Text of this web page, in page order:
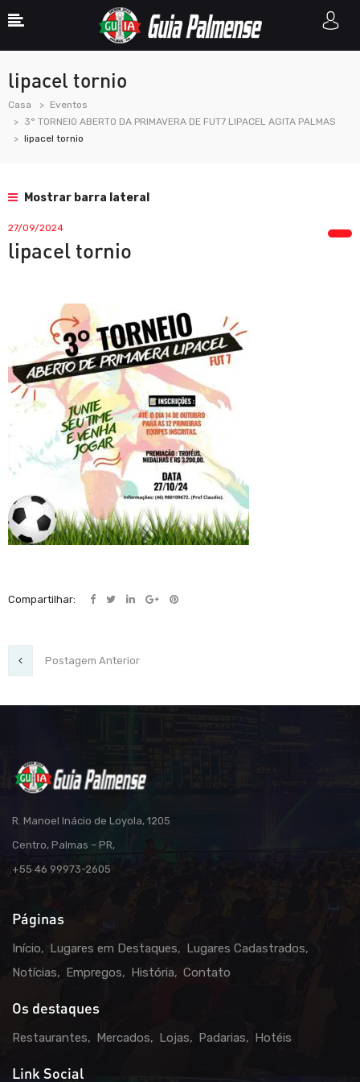
lipacel tornio
Casa
Eventos
3° TORNEIO ABERTO DA PRIMAVERA DE FUT7 LIPACEL AGITA PALMAS
lipacel tornio
Mostrar barra lateral
27/09/2024
lipacel tornio
Compartilhar:
Postagem Anterior
R. Manoel Inácio de Loyola, 1205
Centro, Palmas – PR,
+55 46 99973-2605
Páginas
Início Lugares em Destaques
Lugares Cadastrados
Notícias
Empregos História Contato
Os destaques
Restaurantes Mercados Lojas Padarias Hotéis
Link Social